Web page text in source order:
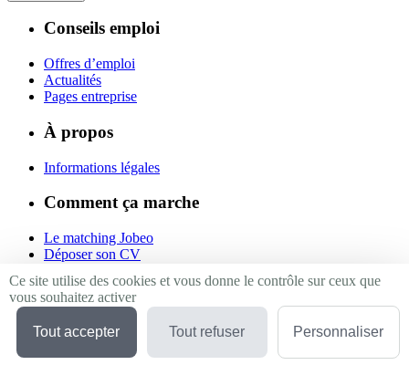
Conseils emploi
Offres d’emploi
Actualités
Pages entreprise
À propos
Informations légales
Comment ça marche
Le matching Jobeo
Déposer son CV
Suivez-nous
Linkedin
Facebook
Ce site utilise des cookies et vous donne le contrôle sur ceux que
vous souhaitez activer
Tout accepter Tout refuser Personnaliser